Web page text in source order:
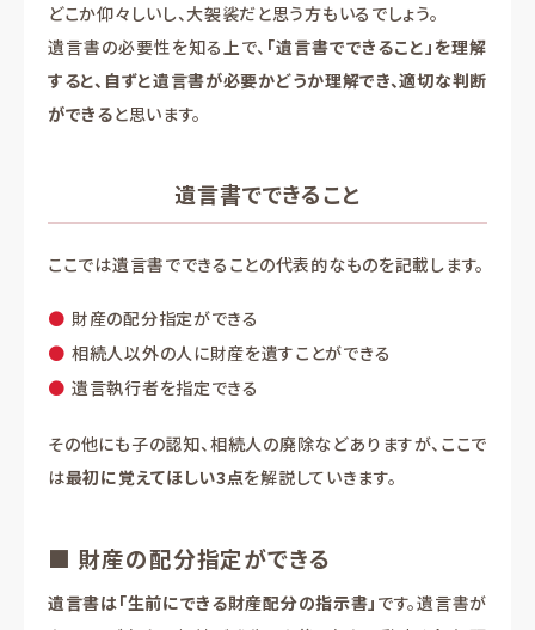
どこか仰々しいし、大袈裟だと思う方もいるでしょう。
遺言書の必要性を知る上で、 「遺言書でできること」を理解
すると、自ずと遺言書が必要かどうか理解でき、適切な判断
ができると思います。
遺言書でできること
ここでは遺言書でできることの代表的なものを記載します。
財産の配分指定ができる
相続人以外の人に財産を遺すことができる
遺言執行者を指定できる
その他にも子の認知、相続人の廃除などありますが、ここで
は最初に覚えてほしい3点を解説していきます。
■ 財産の配分指定ができる
遺言書は「生前にできる財産配分の指示書」 です。遺言書が